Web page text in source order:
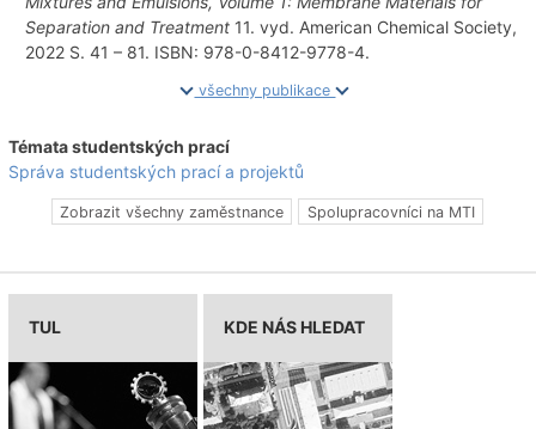
Separation and Treatment11. vyd. American Chemical Society,
2022 S. 41 – 81. ISBN: 978-0-8412-9778-4.
všechny publikace
Témata studentských prací
Správa studentských prací a projektů
Zobrazit všechny zaměstnance Spolupracovníci na MTI
TUL KDE NÁS HLEDAT